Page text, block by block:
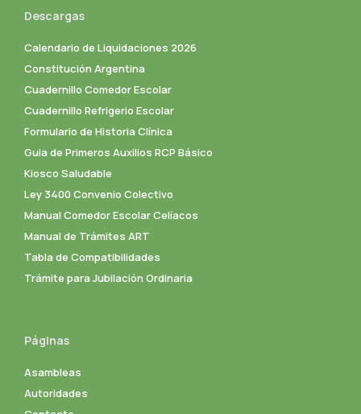
Descargas
Calendario de Liquidaciones 2026
Constitución Argentina
Cuadernillo Comedor Escolar
Cuadernillo Refrigerio Escolar
Formulario de Historia Clínica
Guia de Primeros Auxilios RCP Básico
Kiosco Saludable
Ley 3400 Convenio Colectivo
Manual Comedor Escolar Celíacos
Manual de Trámites ART
Tabla de Compatibilidades
Trámite para Jubilación Ordinaria
Páginas
Asambleas
Autoridades